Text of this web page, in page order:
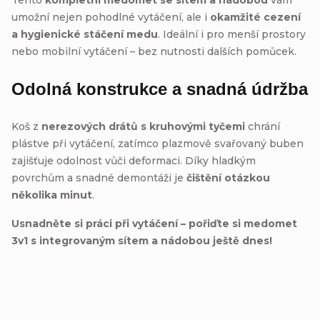
umožní nejen pohodlné vytáčení, ale i okamžité cezení
a hygienické stáčení medu. Ideální i pro menší prostory
nebo mobilní vytáčení – bez nutnosti dalších pomůcek.
Odolná konstrukce a snadná údržba
Koš z nerezových drátů s kruhovými tyčemi chrání
plástve při vytáčení, zatímco plazmově svařovaný buben
zajišťuje odolnost vůči deformaci. Díky hladkým
povrchům a snadné demontáži je čištění otázkou
několika minut.
Usnadněte si práci při vytáčení – pořiďte si medomet
3v1 s integrovaným sítem a nádobou ještě dnes!